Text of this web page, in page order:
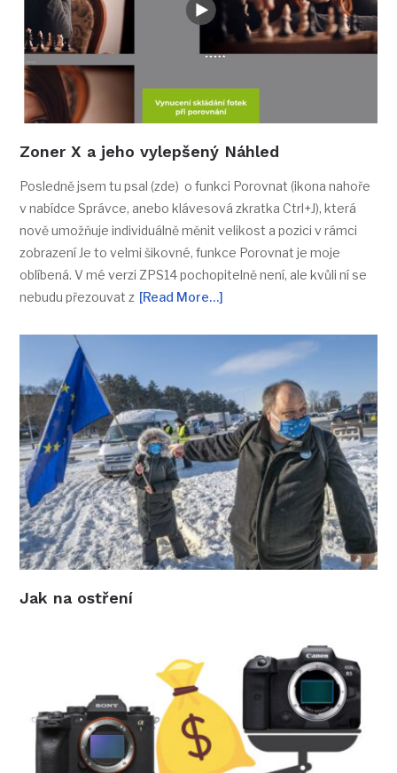
Zoner X a jeho vylepšený Náhled
Posledně jsem tu psal (zde) o funkci Porovnat (ikona nahoře
v nabídce Správce, anebo klávesová zkratka Ctrl+J), která
nově umožňuje individuálně měnit velikost a pozici v rámci
zobrazení Je to velmi šikovné, funkce Porovnat je moje
oblíbená. V mé verzi ZPS14 pochopitelně není, ale kvůli ní se
nebudu přezouvat z [Read More…]
Jak na ostření